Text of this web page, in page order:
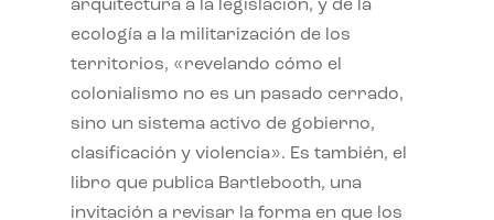
arquitectura a la legislación, y de la
ecología a la militarización de los
territorios, «revelando cómo el
colonialismo no es un pasado cerrado,
sino un sistema activo de gobierno,
clasificación y violencia». Es también, el
libro que publica Bartlebooth, una
invitación a revisar la forma en que los